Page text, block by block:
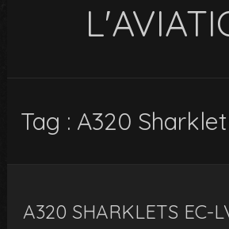
Tag : A320
A320 SHARKLETS EC-